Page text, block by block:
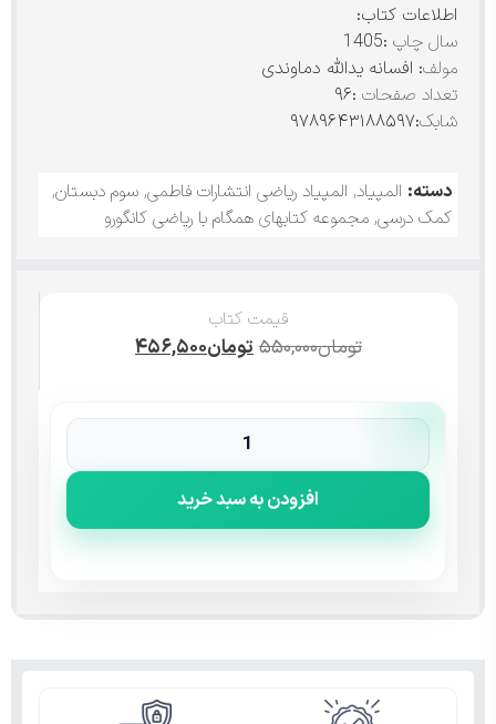
اطلاعات کتاب:
سال چاپ :1405
مولف: افسانه یدالله دماوندی
تعداد صفحات :۹۶
شابک:۹۷۸۹۶۴۳۱۸۸۵۹۷
دسته: المپیاد, المپیاد ریاضی انتشارات فاطمی, سوم دبستان,
کمک درسی, مجموعه کتابهای همگام با ریاضی کانگورو
قیمت کتاب
تومان۵۵۰,۰۰۰تومان۴۵۶,۵۰۰
افزودن به سبد خرید